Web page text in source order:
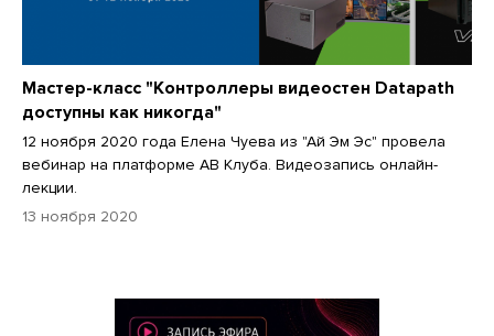
Мастер-класс "Контроллеры видеостен Datapath
доступны как никогда"
12 ноября 2020 года Елена Чуева из "Ай Эм Эс" провела
вебинар на платформе АВ Клуба. Видеозапись онлайн-
лекции.
13 ноября 2020